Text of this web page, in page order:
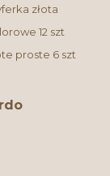
złota
12 szt
proste 6 szt